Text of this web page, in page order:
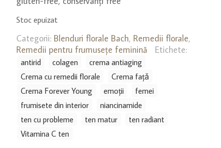
Stoc epuizat
Categorii: Blenduri florale Bach, Remedii florale,
Remedii pentru frumusețe feminină
Etichete:
antirid colagen
crema antiaging
Crema cu remedii florale
Crema fațǎ
Crema Forever Young
emoții
femei
frumisete din interior
niancinamide
ten cu probleme
ten matur
ten radiant
Vitamina C ten